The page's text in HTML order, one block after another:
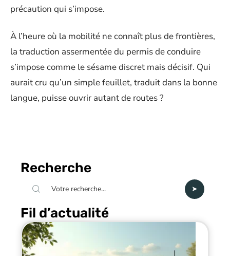
précaution qui s’impose.
À l’heure où la mobilité ne connaît plus de frontières,
la traduction assermentée du permis de conduire
s’impose comme le sésame discret mais décisif. Qui
aurait cru qu’un simple feuillet, traduit dans la bonne
langue, puisse ouvrir autant de routes ?
Recherche
Fil d’actualité